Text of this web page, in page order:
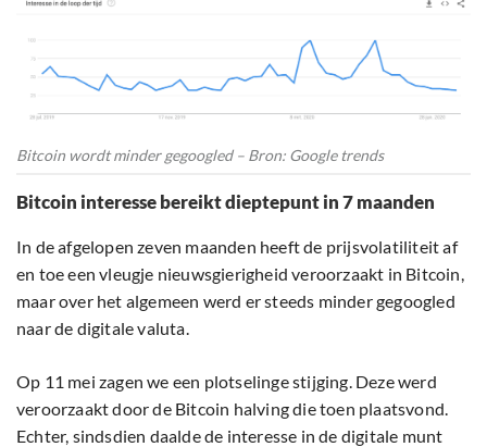
Bitcoin wordt minder gegoogled – Bron: Google trends
Bitcoin interesse bereikt dieptepunt in 7 maanden
In de afgelopen zeven maanden heeft de prijsvolatiliteit af
en toe een vleugje nieuwsgierigheid veroorzaakt in Bitcoin,
maar over het algemeen werd er steeds minder gegoogled
naar de digitale valuta.
Op 11 mei zagen we een plotselinge stijging. Deze werd
veroorzaakt door de Bitcoin halving die toen plaatsvond.
Echter, sindsdien daalde de interesse in de digitale munt